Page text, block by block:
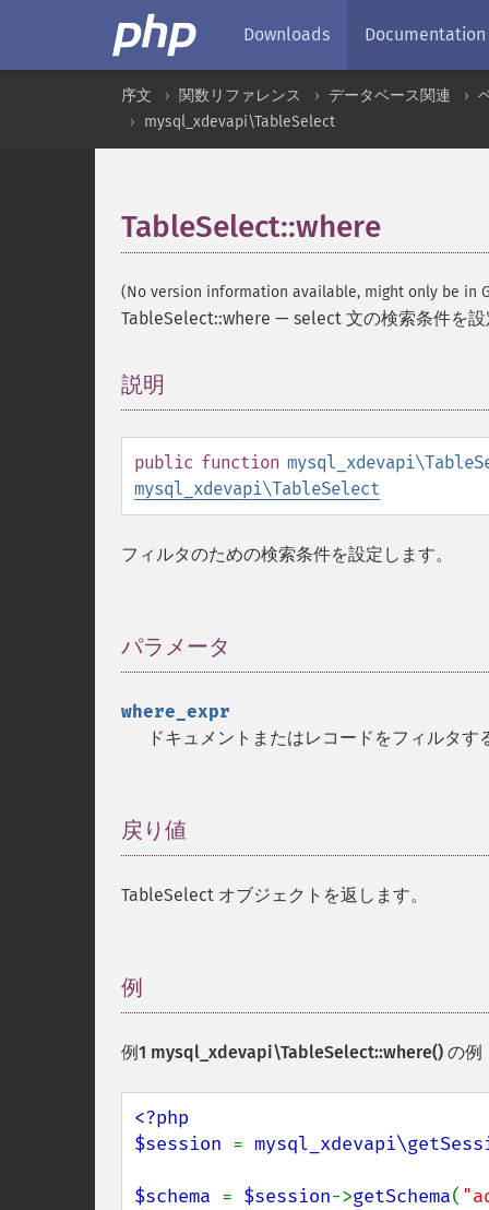
Downloads Documentation
序文 関数リファレンス データベース関連
mysql_xdevapi\TableSelect
TableSelect::where
(No version information available, might only be in
TableSelect::where — select 文の検索条件を設
説明
public function
mysql_xdevapi\TableSelect
フィルタのための検索条件を設定します。
パラメータ
where_expr
ドキュメントまたはレコードをフィルタす
戻り値
TableSelect オブジェクトを返します。
例
例1 mysql_xdevapi\TableSelect::where() の例
<?php
$session =
$schema = $session->getSchema(